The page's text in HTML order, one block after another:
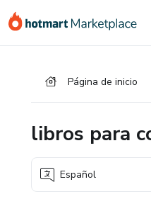
Página de inicio
libros para
Español